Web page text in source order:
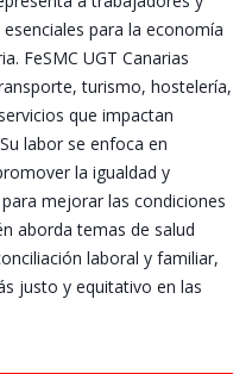
para la economía
FeSMC UGT Canarias
turismo, hostelería,
que impactan
labor se enfoca en
la igualdad y
mejorar las condiciones
aborda temas de salud
laboral y familiar,
justo y equitativo en las